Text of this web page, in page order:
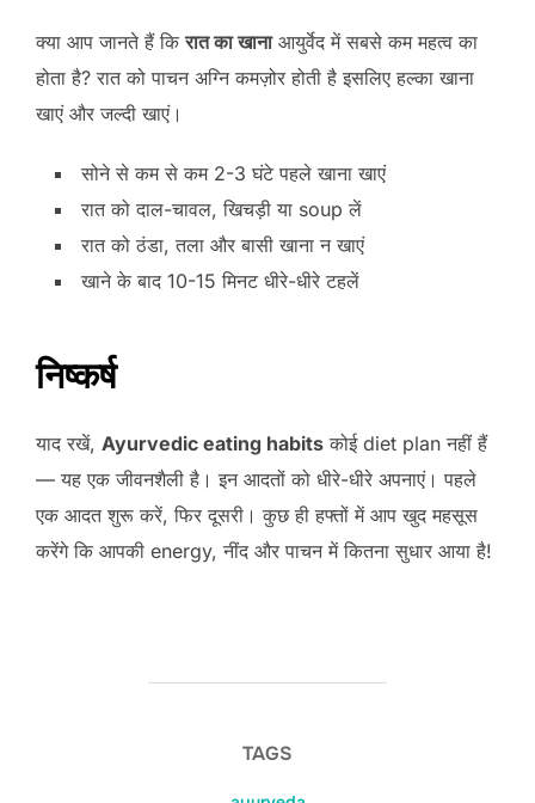
क्या आप जानते हैं किरात का खानाआयुर्वेद में सबसे कम महत्व का
होता है? रात को पाचन अग्नि कमज़ोर होती है इसलिए हल्का खाना
खाएं और जल्दी खाएं।
सोने से कम से कम 2-3 घंटे पहले खाना खाएं
रात को दाल-चावल, खिचड़ी या soup लें
रात को ठंडा, तला और बासी खाना न खाएं
खाने के बाद 10-15 मिनट धीरे-धीरे टहलें
निष्कर्ष
याद रखें, Ayurvedic eating habits कोई diet plan नहीं हैं
— यह एक जीवनशैली है। इन आदतों को धीरे-धीरे अपनाएं। पहले
एक आदत शुरू करें, फिर दूसरी। कुछ ही हफ्तों में आप खुद महसूस
करेंगे कि आपकी energy, नींद और पाचन में कितना सुधार आया है!
TAGS